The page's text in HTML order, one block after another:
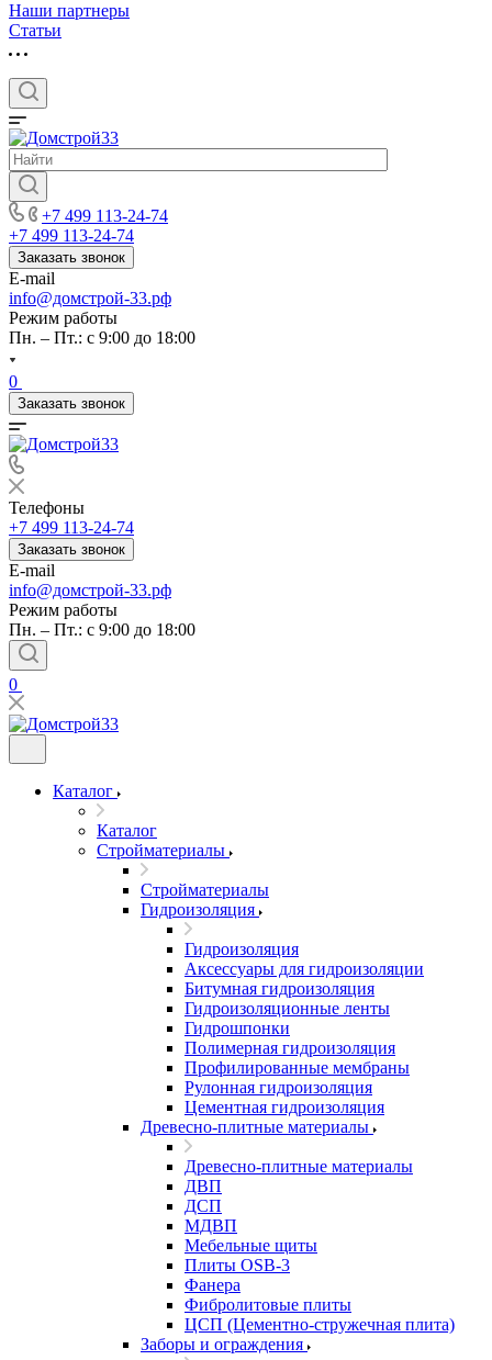
Наши партнеры
Статьи
+7 499 113-24-74
+7 499 113-24-74
Заказать звонок
E-mail
info@домстрой-33.рф
Режим работы
Пн. – Пт.: с 9:00 до 18:00
0
Заказать звонок
Телефоны
+7 499 113-24-74
Заказать звонок
E-mail
info@домстрой-33.рф
Режим работы
Пн. – Пт.: с 9:00 до 18:00
0
Каталог
Каталог
Стройматериалы
Стройматериалы
Гидроизоляция
Гидроизоляция
Аксессуары для гидроизоляции
Битумная гидроизоляция
Гидроизоляционные ленты
Гидрошпонки
Полимерная гидроизоляция
Профилированные мембраны
Рулонная гидроизоляция
Цементная гидроизоляция
Древесно-плитные материалы
Древесно-плитные материалы
ДВП
ДСП
МДВП
Мебельные щиты
Плиты OSB-3
Фанера
Фибролитовые плиты
ЦСП (Цементно-стружечная плита)
Заборы и ограждения